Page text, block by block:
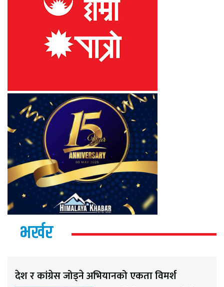
भर्खर
देश र कांग्रेस जोड्ने अभियानको एकता विमर्श